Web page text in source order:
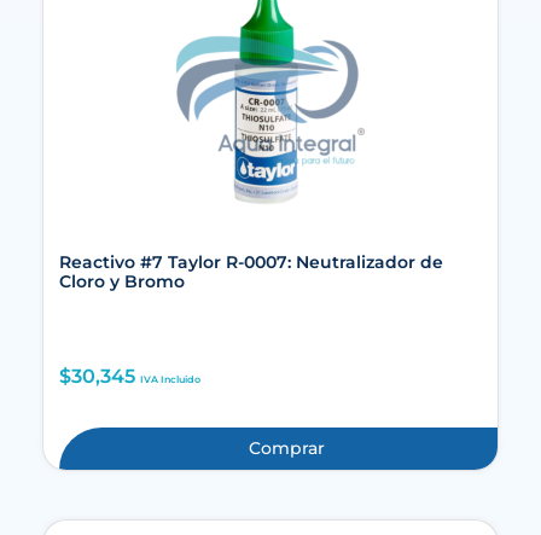
Reactivo #7 Taylor R-0007: Neutralizador de
Cloro y Bromo
$30,345 IVA Incluido
Comprar